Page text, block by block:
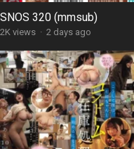
SNOS 320 (mmsub)
2K views · 2 days ago